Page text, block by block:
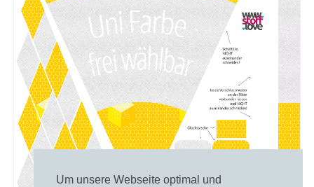
Um unsere Webseite optimal und